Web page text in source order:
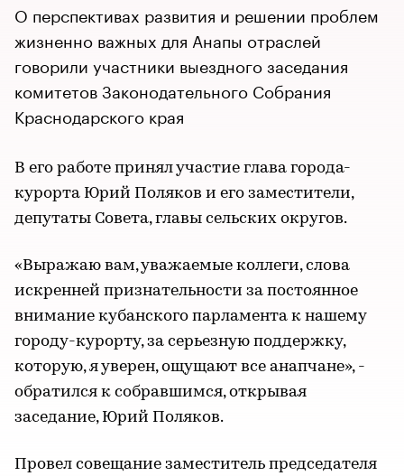
О перспективах развития и решении проблем
жизненно важных для Анапы отраслей
говорили участники выездного заседания
комитетов Законодательного Собрания
Краснодарского края
В его работе принял участие глава города-
курорта Юрий Поляков и его заместители,
депутаты Совета, главы сельских округов.
«Выражаю вам, уважаемые коллеги, слова
искренней признательности за постоянное
внимание кубанского парламента к нашему
городу-курорту, за серьезную поддержку,
которую, я уверен, ощущают все анапчане», -
обратился к собравшимся, открывая
заседание, Юрий Поляков.
Провел совещание заместитель председателя